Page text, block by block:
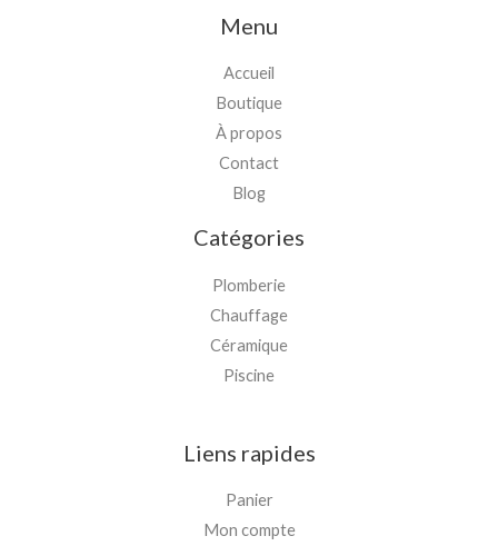
Menu
Accueil
Boutique
À propos
Contact
Blog
Catégories
Plomberie
Chauffage
Céramique
Piscine
Liens rapides
Panier
Mon compte